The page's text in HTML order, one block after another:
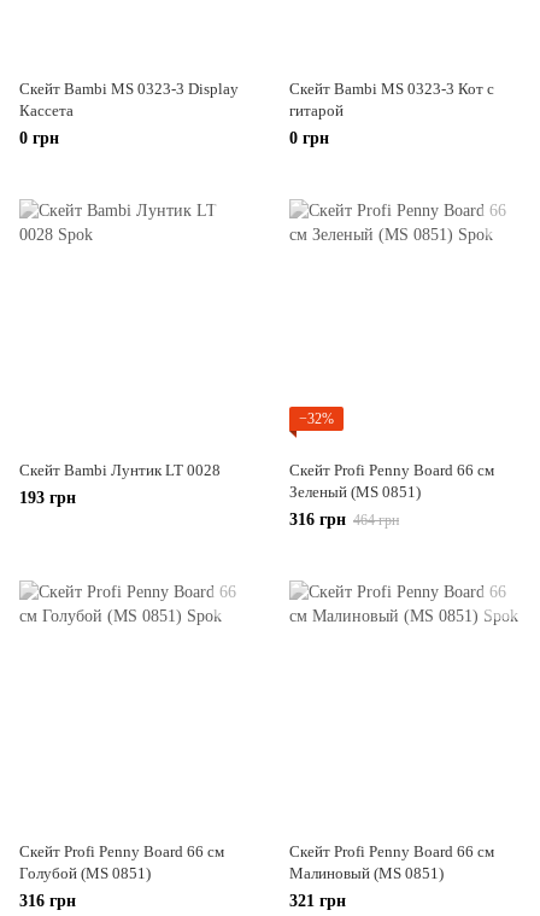
Скейт Bambi MS 0323-3 Display
Кассета
0 грн
Скейт Bambi MS 0323-3 Кот с
гитарой
0 грн
Скейт Bambi Лунтик LT 0028
193 грн
−32%
Скейт Profi Penny Board 66 см
Зеленый (MS 0851)
316 грн 464 грн
Скейт Profi Penny Board 66 см
Голубой (MS 0851)
316 грн
Скейт Profi Penny Board 66 см
Малиновый (MS 0851)
321 грн